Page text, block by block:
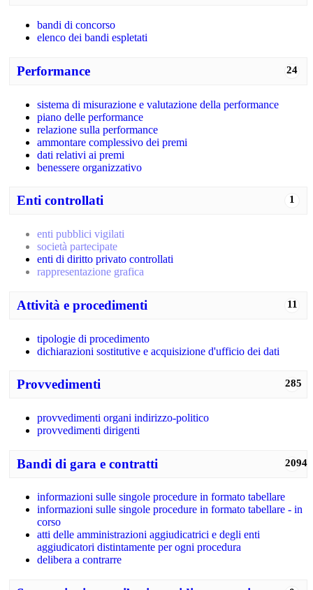
bandi di concorso
elenco dei bandi espletati
24
Performance
sistema di misurazione e valutazione della performance
piano delle performance
relazione sulla performance
ammontare complessivo dei premi
dati relativi ai premi
benessere organizzativo
1
Enti controllati
enti pubblici vigilati
società partecipate
enti di diritto privato controllati
rappresentazione grafica
11
Attività e procedimenti
tipologie di procedimento
dichiarazioni sostitutive e acquisizione d'ufficio dei dati
285
Provvedimenti
provvedimenti organi indirizzo-politico
provvedimenti dirigenti
2094
Bandi di gara e contratti
informazioni sulle singole procedure in formato tabellare
informazioni sulle singole procedure in formato tabellare - in
corso
atti delle amministrazioni aggiudicatrici e degli enti
aggiudicatori distintamente per ogni procedura
delibera a contrarre